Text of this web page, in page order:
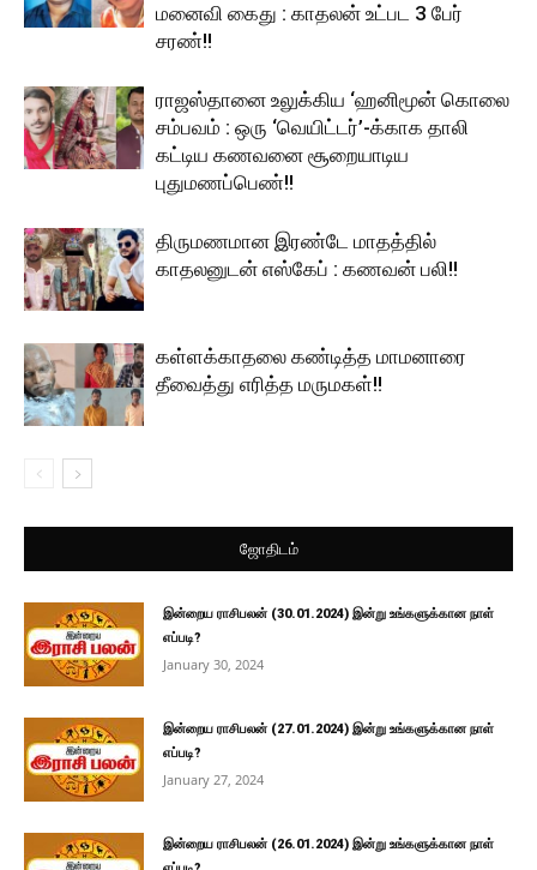
மனைவி கைது : காதலன் உட்பட 3 பேர்
சரண்!!
ராஜஸ்தானை உலுக்கிய ‘ஹனிமூன் கொலை
சம்பவம் : ஒரு ‘வெயிட்டர்’-க்காக தாலி
கட்டிய கணவனை சூறையாடிய
புதுமணப்பெண்!!
திருமணமான இரண்டே மாதத்தில்
காதலனுடன் எஸ்கேப் : கணவன் பலி!!
கள்ளக்காதலை கண்டித்த மாமனாரை
தீவைத்து எரித்த மருமகள்!!
ஜோதிடம்
இன்றைய ராசிபலன் (30.01.2024) இன்று உங்களுக்கான நாள்
எப்படி?
January 30, 2024
இன்றைய ராசிபலன் (27.01.2024) இன்று உங்களுக்கான நாள்
எப்படி?
January 27, 2024
இன்றைய ராசிபலன் (26.01.2024) இன்று உங்களுக்கான நாள்